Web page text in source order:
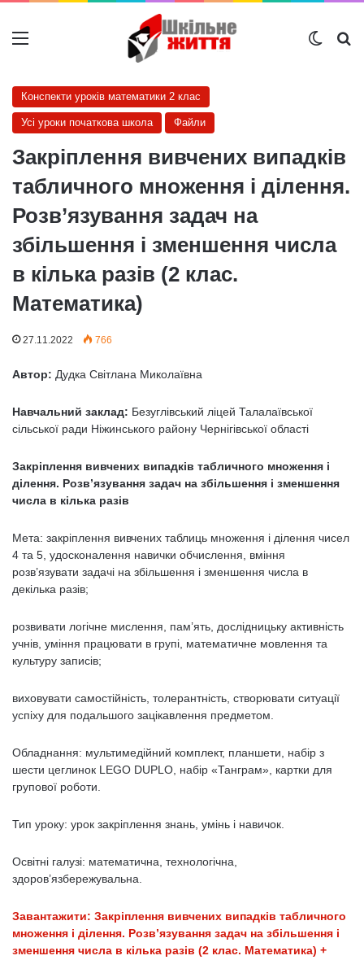
Меню
Конспекти уроків математики 2 клас
Усі уроки початкова школа Файли
Закріплення вивчених випадків
табличного множення і ділення.
Розв’язування задач на
збільшення і зменшення числа
в кілька разів (2 клас.
Математика)
27.11.2022 766
Автор: Дудка Світлана Миколаївна
Навчальний заклад: Безуглівський ліцей Талалаївської
сільської ради Ніжинського району Чернігівської області
Закріплення вивчених випадків табличного множення і
ділення. Розв’язування задач на збільшення і зменшення
числа в кілька разів
Мета: закріплення вивчених таблиць множення і ділення чисел
4 та 5, удосконалення навички обчислення, вміння
розв’язувати задачі на збільшення і зменшення числа в
декілька разів;
розвивати логічне мислення, пам’ять, дослідницьку активність
учнів, уміння працювати в групі, математичне мовлення та
культуру записів;
виховувати самостійність, толерантність, створювати ситуації
успіху для подальшого зацікавлення предметом.
Обладнання: мультимедійний комплект, планшети, набір з
шести цеглинок LEGO DUPLO, набір «Танграм», картки для
групової роботи.
Тип уроку: урок закріплення знань, умінь і навичок.
Освітні галузі: математична, технологічна,
здоров’язбережувальна.
Завантажити: Закріплення вивчених випадків табличного
множення і ділення. Розв’язування задач на збільшення і
зменшення числа в кілька разів (2 клас. Математика) +